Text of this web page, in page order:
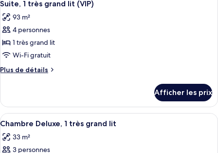
très
grand
lit
grand
lit
toutes
les
photos
pour
ce
type
de
Suite,
très
grand
lit
Suite, 1 très grand lit (VIP)
93 m²
4 personnes
1 très grand lit
Wi-Fi gratuit
Plus de détails
Plus
Suite,
très
lit
(VIP)
Afficher les prix
Afficher
toutes
les
Une salle de bain équipée d’un
6
Chambre Deluxe, 1 très grand lit
33 m²
3 personnes